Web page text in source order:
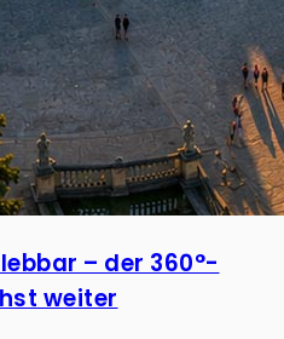
– der 360°-
weiter